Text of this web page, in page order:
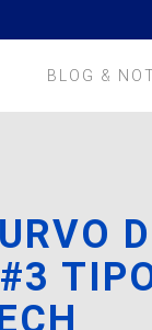
BLOG &